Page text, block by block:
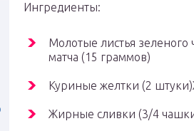
Ингредиенты:
Молотые листья зеленого
матча (15 граммов)
Куриные желтки (2
Жирные сливки (3/4